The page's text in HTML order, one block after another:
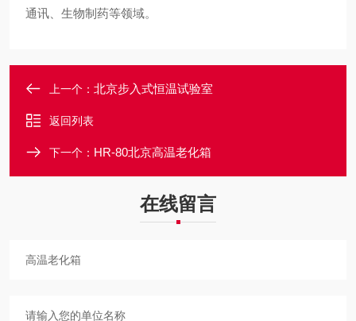
通讯、生物制药等领域。
上一个： 北京步入式恒温试验室
返回列表
下一个： HR-80北京高温老化箱
在线留言